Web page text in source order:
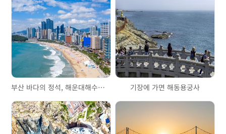
부산 바다의 정석, 해운대해수욕장 기장에 가면 해동용궁사